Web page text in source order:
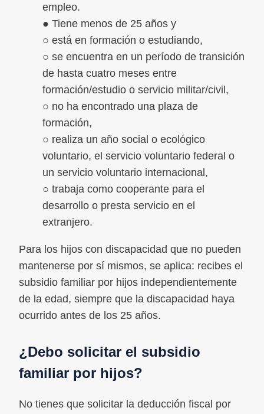
empleo.
● Tiene menos de 25 años y
○ está en formación o estudiando,
○ se encuentra en un período de transición
de hasta cuatro meses entre
formación/estudio o servicio militar/civil,
○ no ha encontrado una plaza de
formación,
○ realiza un año social o ecológico
voluntario, el servicio voluntario federal o
un servicio voluntario internacional,
○ trabaja como cooperante para el
desarrollo o presta servicio en el
extranjero.
Para los hijos con discapacidad que no pueden
mantenerse por sí mismos, se aplica: recibes el
subsidio familiar por hijos independientemente
de la edad, siempre que la discapacidad haya
ocurrido antes de los 25 años.
¿Debo solicitar el subsidio
familiar por hijos?
No tienes que solicitar la deducción fiscal por